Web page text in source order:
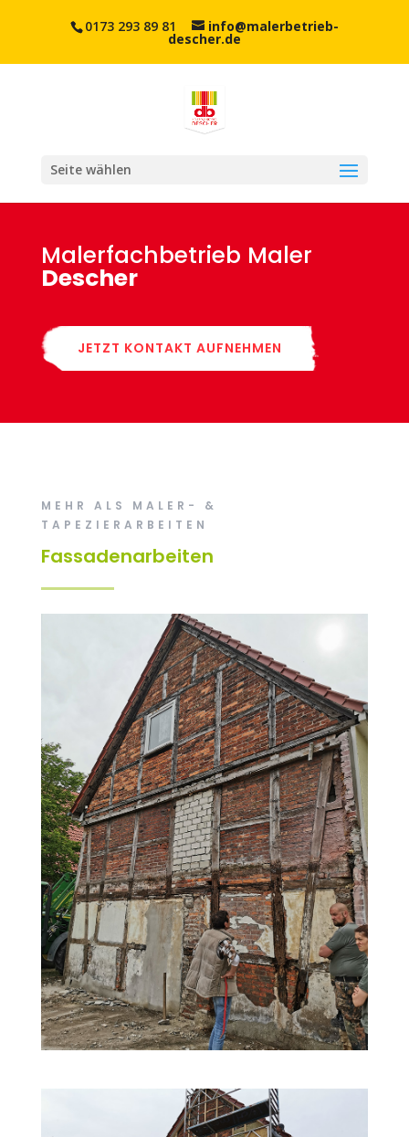
0173 293 89 81 info@malerbetrieb-
descher.de
Seite wählen
Malerfachbetrieb Maler
Descher
JETZT KONTAKT AUFNEHMEN
MEHR ALS MALER- &
TAPEZIERARBEITEN
Fassadenarbeiten